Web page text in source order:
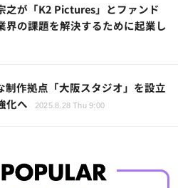
之が「K2 Pictures」とファンド
界の課題を解決するために起業し
制作拠点「大阪スタジオ」を設立
化へ
2025.8.28 Thu 9:00